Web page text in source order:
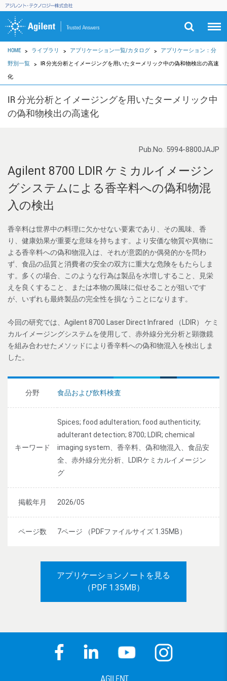
HOME ライブラリ アプリケーション一覧/カタログ
アプリケーション：分
野別一覧
IR 分光分析とイメージングを用いたターメリック中の偽和物検出の高速
化
IR 分光分析とイメージングを用いたターメリック中
の偽和物検出の高速化
Pub.No. 5994-8800JAJP
Agilent 8700 LDIR ケミカルイメージン
グシステムによる香辛料への偽和物混
入の検出
香辛料は世界中の料理に欠かせない要素であり、その風味、香
り、健康効果が重要な意味を持ちます。より安価な物質や異物に
よる香辛料への偽和物混入は、それが意図的か偶発的かを問わ
ず、食品の品質と消費者の安全の双方に重大な危険をもたらしま
す。多くの場合、このような行為は製品を水増しすること、見栄
えを良くすること、または本物の風味に似せることが狙いです
が、いずれも最終製品の完全性を損なうことになります。
今回の研究では、Agilent 8700 Laser Direct Infrared （LDIR） ケミ
カルイメージングシステムを使用して、赤外線分光分析と顕微鏡
を組み合わせたメソッドにより香辛料への偽和物混入を検出しま
した。
分野 食品および飲料検査
キーワード
Spices; food adulteration; food authenticity;
adulterant detection; 8700; LDIR; chemical
imaging system、香辛料、偽和物混入、食品安
全、赤外線分光分析、LDIRケミカルイメージン
グ
掲載年月 2026/05
ページ数 7ページ （PDFファイルサイズ 1.35MB）
アプリケーションノートを見る
（PDF 1.35MB）